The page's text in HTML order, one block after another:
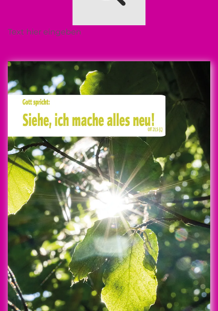
Text hier eingeben